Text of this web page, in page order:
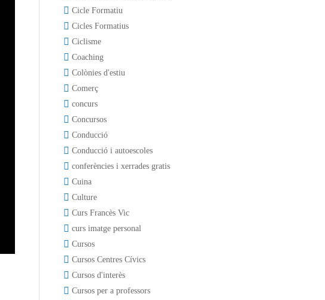
Cicle Formatiu
Cicles Formatius
Ciclisme
Coaching
Colònies d'estiu
Comerç
concurs
Concursos
Conducció
Conducció i autoescoles
conferències i xerrades gratis
Cuina
Culture
Curs Francès Vic
curs imatge personal
Cursos
Cursos Centres Cívics
Cursos d'interès
Cursos per a professors